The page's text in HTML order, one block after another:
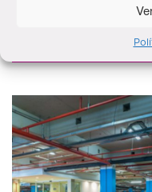
*No valor da diária -